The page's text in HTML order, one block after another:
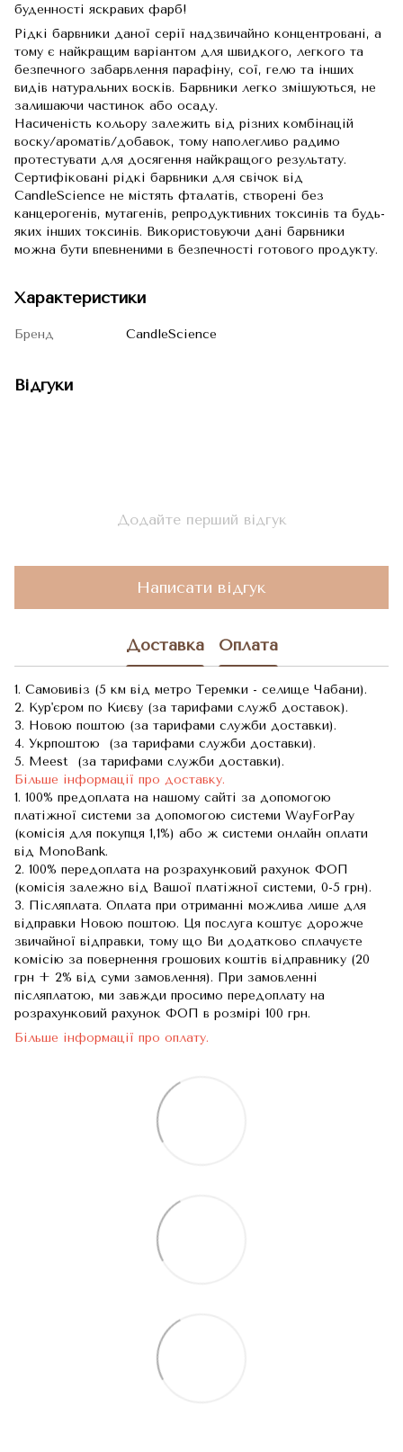
буденності яскравих фарб!
​​​​​​Рідкі барвники даної серії надзвичайно концентровані, а
тому є найкращим варіантом для швидкого, легкого та
безпечного забарвлення парафіну, сої, гелю та інших
видів натуральних восків. Барвники легко змішуються, не
залишаючи частинок або осаду.
Насиченість кольору залежить від різних комбінацій
воску/ароматів/добавок, тому наполегливо радимо
протестувати для досягення найкращого результату.
Сертифіковані рідкі барвники для свічок від
CandleScience не містять фталатів, створені без
канцерогенів, мутагенів, репродуктивних токсинів та будь-
яких інших токсинів. Використовуючи дані барвники
можна бути впевненими в безпечності готового продукту.
Характеристики
Бренд CandleScience
Відгуки
Додайте перший відгук
Написати відгук
Доставка Оплата
1. Самовивіз (5 км від метро Теремки - селище Чабани).
2. Кур'єром по Києву (за тарифами служб доставок).
3. Новою поштою (за тарифами служби доставки).
4. Укрпоштою (за тарифами служби доставки).
5. Meest (за тарифами служби доставки).
Більше інформації про доставку.
1. 100% предоплата на нашому сайті за допомогою
платіжної системи за допомогою системи WayForPay
(комісія для покупця 1,1%) або ж системи онлайн оплати
від MonoBank.
2. 100% передоплата на розрахунковий рахунок ФОП
(комісія залежно від Вашої платіжної системи, 0-5 грн).
3. Післяплата. Оплата при отриманні можлива лише для
відправки Новою поштою. Ця послуга коштує дорожче
звичайної відправки, тому що Ви додатково сплачуєте
комісію за повернення грошових коштів відправнику (20
грн + 2% від суми замовлення). При замовленні
післяплатою, ми завжди просимо передоплату на
розрахунковий рахунок ФОП в розмірі 100 грн.
Більше інформації про оплату.